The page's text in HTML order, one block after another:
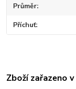
Průměr
Příchuť
Zboží zařazeno